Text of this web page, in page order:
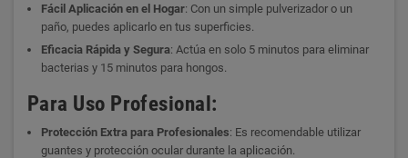
Fácil Aplicación en el Hogar: Con un simple pulverizador o un
paño, puedes aplicarlo en tus superficies.
Eficacia Rápida y Segura: Actúa en solo 5 minutos para eliminar
bacterias y 15 minutos para hongos.
Para Uso Profesional:
Protección Extra para Profesionales: Es recomendable utilizar
guantes y protección ocular durante la aplicación.